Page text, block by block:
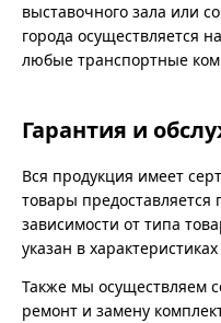
выставочного зала или
города осуществляется
любые транспортные
Гарантия и
Вся продукция имеет
товары предоставляется
зависимости от типа
указан в
Также мы осуществляем
ремонт и замену